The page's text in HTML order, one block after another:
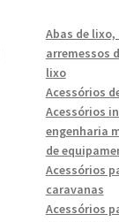
Abas de lixo,
arremessos
lixo
Acessórios
Acessórios
engenharia
de
Acessórios
caravanas
Acessórios